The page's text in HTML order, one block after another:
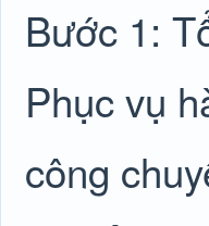
Bước 1:
Phục vụ
công